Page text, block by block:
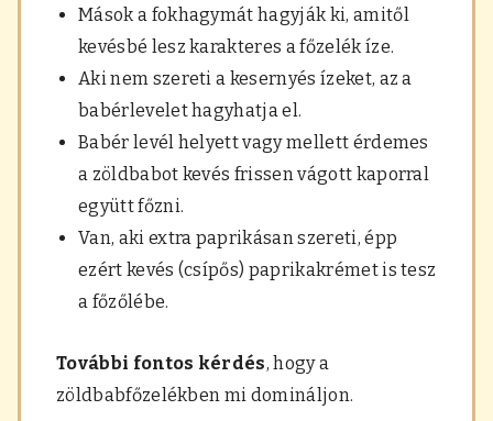
Mások a fokhagymát hagyják ki, amitől
kevésbé lesz karakteres a főzelék íze.
Aki nem szereti a kesernyés ízeket, az a
babérlevelet hagyhatja el.
Babér levél helyett vagy mellett érdemes
a zöldbabot kevés frissen vágott kaporral
együtt főzni.
Van, aki extra paprikásan szereti, épp
ezért kevés (csípős) paprikakrémet is tesz
a főzőlébe.
További fontos kérdés, hogy a
zöldbabfőzelékben mi domináljon.